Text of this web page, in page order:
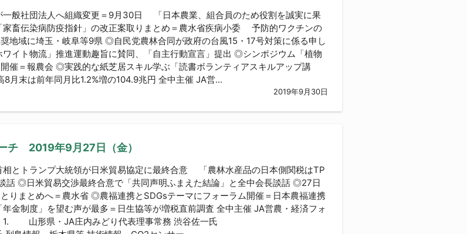
一般社団法人へ組織変更＝9月30日 「日本農業、組合員のため役割を誠実に果
畜伝染病防疫指針」の改正案取りまとめ＝農水省疾病小委 予防的ワクチンの
地域に埼玉・岐阜等9県 ◎自民党農林合同が政府の台風15・17号対策に係る申し
イト物流」推進運動趣旨に賛同、「自主行動宣言」提出 ◎シンポジウム「植物
催＝報農会 ◎実践的な紙芝居スキル学ぶ「読書ボランティアスキルアップ講
月末は前年同月比1.2%増の104.9兆円 全中主催 JA営...
2019年9月30日
チ 2019年9月27日（金）
相とトランプ大統領が日米貿易協定に最終合意 「農林水産品の日本側関税はTP
話 ◎日米貿易交渉最終合意で「共同声明ふまえた結論」と全中会長談話 ◎27日
りまとめへ＝農水省 ◎農福連携とSDGsテーマにフォーラム開催＝日本農福連携
金制度」を望む声が最多＝日生協等が増税直前調査 全中主催 JA営農・経済フォ
告 1. 山形県・JA庄内みどり代表理事常務 渋谷佐一氏